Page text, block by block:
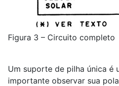
Figura 3 – Circuito completo
Um suporte de pilha única é
importante observar sua